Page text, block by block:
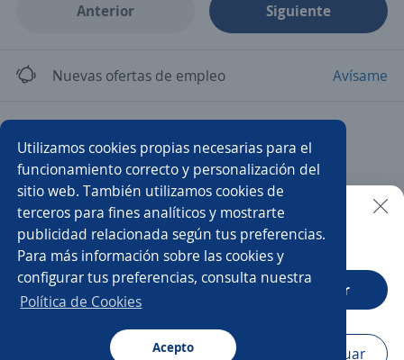
Anterior Siguiente
Nuevas ofertas de empleo Avísame
Asistente Producción Mercaderista
Asistente comercial Auxiliar mercadotecnia
Asistente/a de eventos Auxiliar
Asistente/a de márketing
Auxiliar administrativo/a
Buscar es más fácil en la app
CT App Abrir
Navegador Continuar
Utilizamos cookies propias necesarias para el
funcionamiento correcto y personalización del
sitio web. También utilizamos cookies de
terceros para fines analíticos y mostrarte
publicidad relacionada según tus preferencias.
Para más información sobre las cookies y
configurar tus preferencias, consulta nuestra
Política de Cookies
Acepto